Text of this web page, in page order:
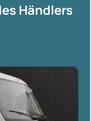
Händlers